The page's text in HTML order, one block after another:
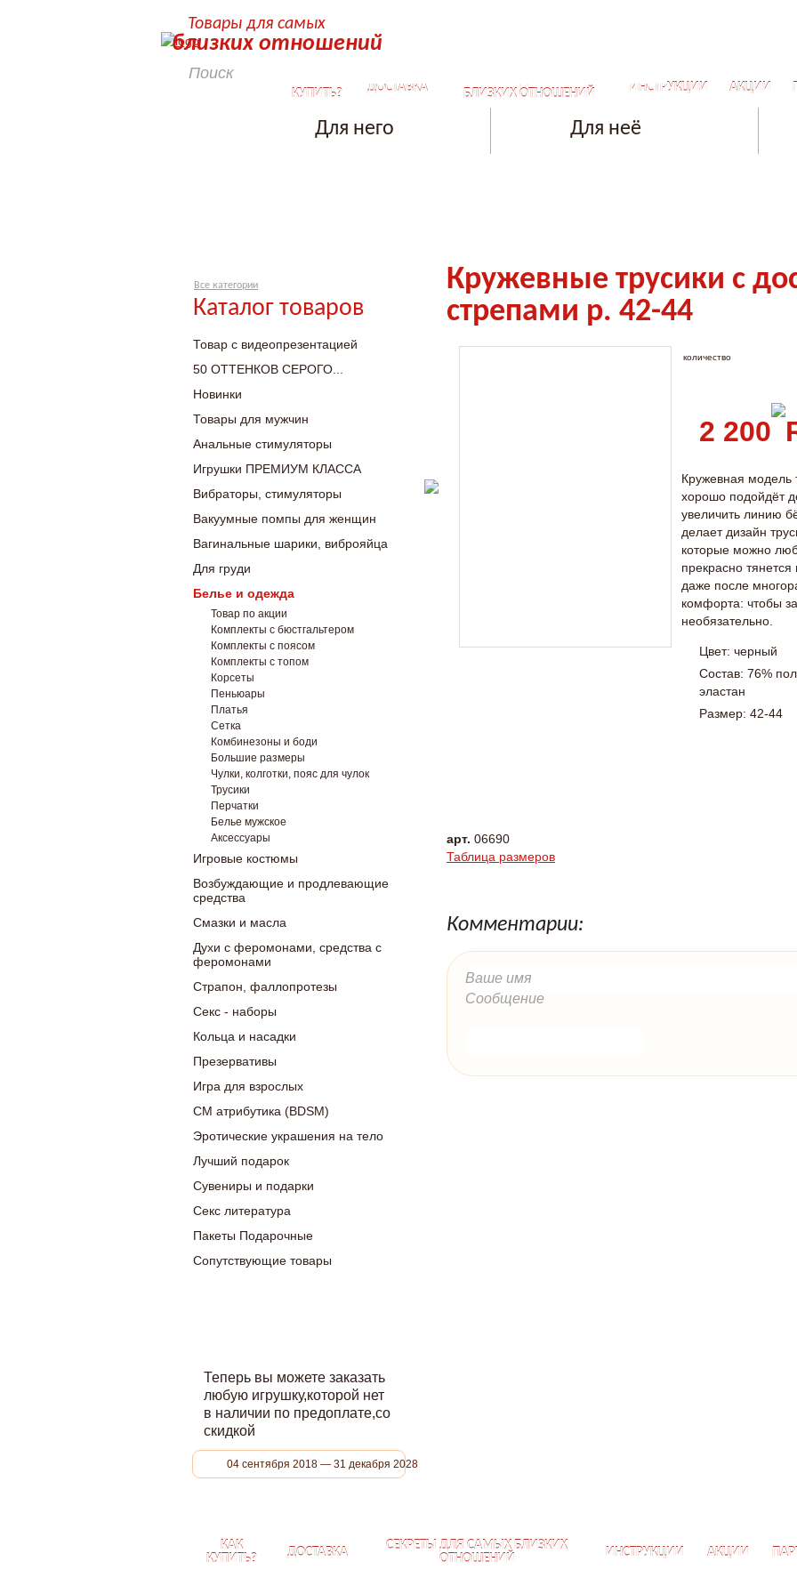
Товары для самых
близких отношений
КУПИТЬ?
ДОСТАВКА
СЕКРЕТЫ ДЛЯ САМЫХ
БЛИЗКИХ ОТНОШЕНИЙ
ИНСТРУКЦИИ АКЦИИ
Для него Для неё
Все категории
Каталог товаров
Товар с видеопрезентацией
50 ОТТЕНКОВ СЕРОГО...
Новинки
Товары для мужчин
Анальные стимуляторы
Игрушки ПРЕМИУМ КЛАССА
Вибраторы, стимуляторы
Вакуумные помпы для женщин
Вагинальные шарики, виброяйца
Для груди
Белье и одежда
Товар по акции
Комплекты с бюстгальтером
Комплекты с поясом
Комплекты с топом
Корсеты
Пеньюары
Платья
Сетка
Комбинезоны и боди
Большие размеры
Чулки, колготки, пояс для чулок
Трусики
Перчатки
Белье мужское
Аксессуары
Игровые костюмы
Возбуждающие и продлевающие
средства
Смазки и масла
Духи с феромонами, средства с
феромонами
Страпон, фаллопротезы
Секс - наборы
Кольца и насадки
Презервативы
Игра для взрослых
СМ атрибутика (BDSM)
Эротические украшения на тело
Лучший подарок
Сувениры и подарки
Секс литература
Пакеты Подарочные
Сопутствующие товары
Теперь вы можете заказать
любую игрушку,которой нет
в наличии по предоплате,со
скидкой
04 сентября 2018 — 31 декабря 2028
Кружевные трусики с
стрепами р. 42-44
количество
2 200
Кружевная модель
хорошо подойдёт
увеличить линию
делает дизайн
которые можно
прекрасно
даже после
комфорта: чтобы
необязательно.
Цвет: черный
Состав: 76%
эластан
Размер: 42-44
арт. 06690
Таблица размеров
Комментарии:
КАК
КУПИТЬ?
ДОСТАВКА
СЕКРЕТЫ ДЛЯ САМЫХ БЛИЗКИХ
ОТНОШЕНИЙ
ИНСТРУКЦИИ АКЦИИ